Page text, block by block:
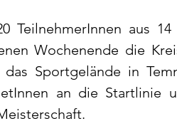
TeilnehmerInnen aus
Wochenende die
Sportgelände in
an die Startlinie